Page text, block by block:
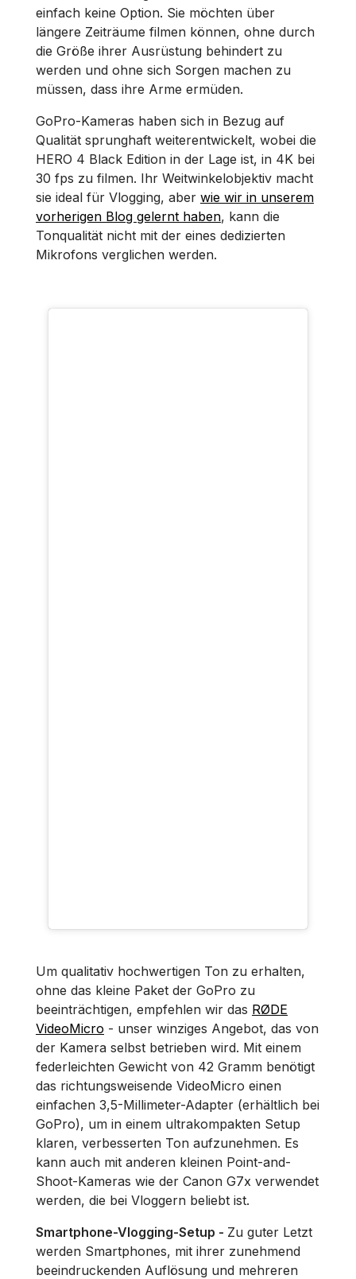
einfach keine Option. Sie möchten über
längere Zeiträume filmen können, ohne durch
die Größe ihrer Ausrüstung behindert zu
werden und ohne sich Sorgen machen zu
müssen, dass ihre Arme ermüden.
GoPro-Kameras haben sich in Bezug auf
Qualität sprunghaft weiterentwickelt, wobei die
HERO 4 Black Edition in der Lage ist, in 4K bei
30 fps zu filmen. Ihr Weitwinkelobjektiv macht
sie ideal für Vlogging, aber wie wir in unserem
vorherigen Blog gelernt haben, kann die
Tonqualität nicht mit der eines dedizierten
Mikrofons verglichen werden.
Um qualitativ hochwertigen Ton zu erhalten,
ohne das kleine Paket der GoPro zu
beeinträchtigen, empfehlen wir das RØDE
VideoMicro - unser winziges Angebot, das von
der Kamera selbst betrieben wird. Mit einem
federleichten Gewicht von 42 Gramm benötigt
das richtungsweisende VideoMicro einen
einfachen 3,5-Millimeter-Adapter (erhältlich bei
GoPro), um in einem ultrakompakten Setup
klaren, verbesserten Ton aufzunehmen. Es
kann auch mit anderen kleinen Point-and-
Shoot-Kameras wie der Canon G7x verwendet
werden, die bei Vloggern beliebt ist.
Smartphone-Vlogging-Setup - Zu guter Letzt
werden Smartphones, mit ihrer zunehmend
beeindruckenden Auflösung und mehreren